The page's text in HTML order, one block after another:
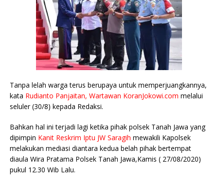
Tanpa lelah warga terus berupaya untuk memperjuangkannya,
kata Rudianto Panjaitan, Wartawan KoranJokowi.com melalui
seluler (30/8) kepada Redaksi.
Bahkan hal ini terjadi lagi ketika pihak polsek Tanah Jawa yang
dipimpin Kanit Reskrim Iptu JW Saragih mewakili Kapolsek
melakukan mediasi diantara kedua belah pihak bertempat
diaula Wira Pratama Polsek Tanah Jawa,Kamis ( 27/08/2020)
pukul 12.30 Wib Lalu.